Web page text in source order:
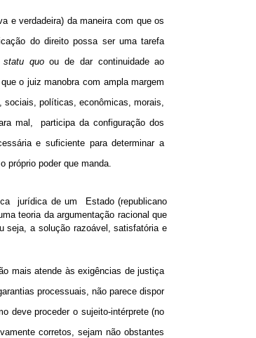
e verdadeira) da maneira com que os
do direito possa ser uma tarefa
statu quoou de dar continuidade ao
o juiz manobra com ampla margem
políticas, econômicas, morais,
mal,
participa da configuração dos
e suficiente para determinar a
próprio poder que manda.
jurídica de um
Estado (republicano
teoria da argumentação racional que
seja, a solução razoável, satisfatória e
mais atende às exigências de justiça
processuais, não parece dispor
deve proceder o sujeito-intérprete (no
corretos, sejam não obstantes